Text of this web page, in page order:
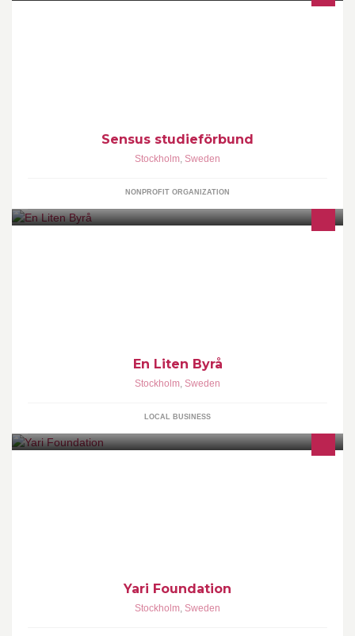
Sensus studieförbund
Stockholm, Sweden
NONPROFIT ORGANIZATION
En Liten Byrå
Stockholm, Sweden
LOCAL BUSINESS
Yari Foundation
Stockholm, Sweden